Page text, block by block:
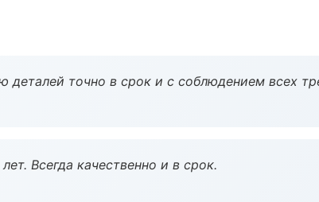
деталей точно в срок и с соблюдением всех
Всегда качественно и в срок.